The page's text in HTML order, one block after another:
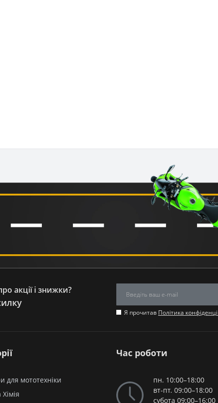
акції і знижки?
Я прочитав Політика
для мототехніки
Час роботи
пн. 10:00–18:00
вт-пт. 09:00–18:00
субота 09:00–16:00